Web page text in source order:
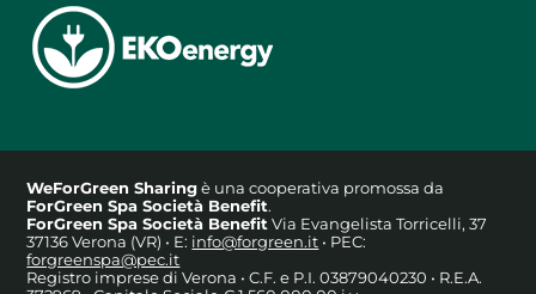
WeForGreen Sharingè una cooperativa promossa da
ForGreen Spa Società Benefit.
ForGreen Spa Società Benefit Via Evangelista Torricelli, 37
37136 Verona (VR) • E: info@forgreen.it • PEC:
forgreenspa@pec.it
Registro imprese di Verona • C.F. e P.I. 03879040230 • R.E.A.